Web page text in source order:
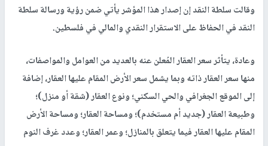
وقالت سلطة النقد إن إصدار هذا المؤشر يأتي ضمن رؤية ورسالة سلطة
النقد في الحفاظ على الاستقرار النقدي والمالي في فلسطين.
وعادة، يتأثر سعر العقار المُعلن عنه بالعديد من العوامل والمواصفات،
منها سعر العقار ذاته وبما يشمل سعر الأرض المقام عليها العقار، إضافة
إلى الموقع الجغرافي والحي السكني؛ ونوع العقار (شقة أو منزل)؛
وطبيعة العقار (جديد أم مستخدم)؛ ومساحة العقار؛ ومساحة الأرض
المقام عليها العقار فيما يتعلق بالمنازل؛ وعمر العقار؛ وعدد غرف النوم